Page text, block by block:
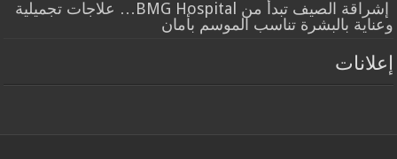
إشراقة الصيف تبدأ من BMG Hospital… علاجات تجميلية
وعناية بالبشرة تناسب الموسم بأمان
إعلانات